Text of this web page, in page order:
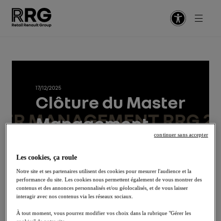
Nos valeurs
Notre équipe RH
Notre Centre de Services Partagés
Après-vente
Management
Comptabilité
Passerelles
Embarquez en CDI / CDD
Pilotez votre alternance / stage
Circulez en VIE
Nos conseils aux candidats
Glassdoor
Facebook
Email
17/12/2025
Clôture du Master
Management
2025 chez RRG
RRG offre à ses managers l’opportunité de se former
à travers le « Master Management », un cursus dédié
Les cookies, ça roule
Notre site et ses partenaires utilisent des cookies pour mesurer l'audience et la
performance du site. Les cookies nous permettent également de vous montrer des
contenus et des annonces personnalisés et/ou géolocalisés, et de vous laisser
interagir avec nos contenus via les réseaux sociaux.
À tout moment, vous pourrez modifier vos choix dans la rubrique "Gérer les
continuer sans accepter